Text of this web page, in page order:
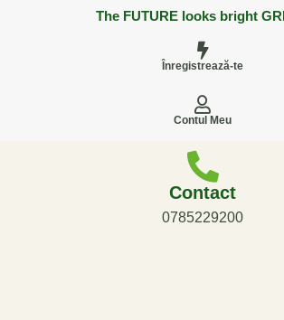
The FUTURE looks bright
Înregistrează-te
Contul Meu
Contact
0785229200